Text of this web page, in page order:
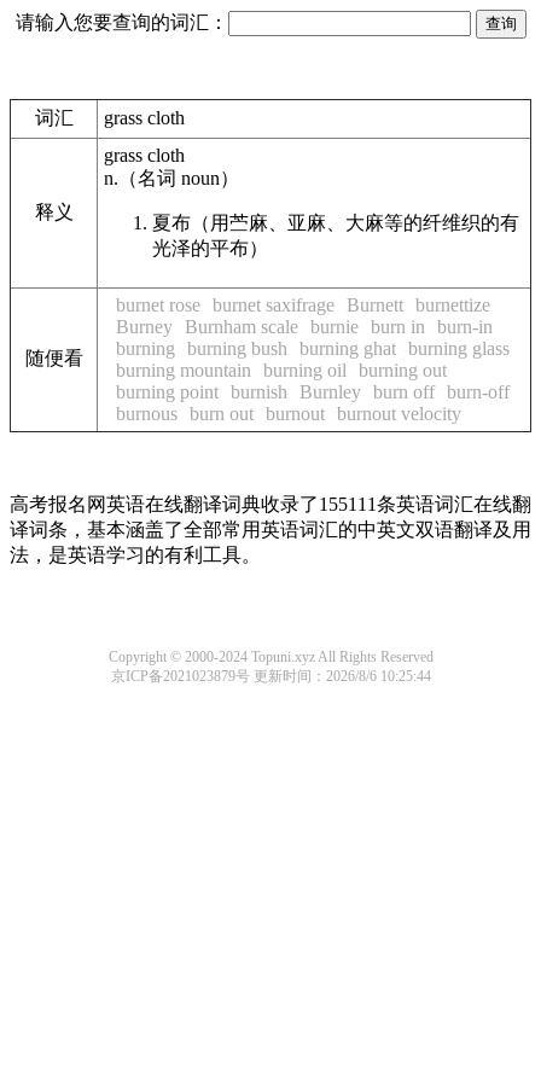
请输入您要查询的词汇：
词汇 grass cloth
释义
grass cloth
n. （名词 noun）
夏布（用苎麻、亚麻、大麻等的纤维织的有
光泽的平布）
随便看
burnet rose burnet saxifrage Burnett burnettize
Burney
Burnham scale burnie burn in
burn-in
burning
burning bush burning ghat burning glass
burning mountain
burning oil
burning out
burning point burnish Burnley burn off burn-off
burnous burn out burnout burnout velocity
高考报名网英语在线翻译词典收录了155111条英语词汇在线翻
译词条，基本涵盖了全部常用英语词汇的中英文双语翻译及用
法，是英语学习的有利工具。
Copyright © 2000-2024 Topuni.xyz All Rights Reserved
京ICP备2021023879号更新时间：2026/8/6 10:25:44